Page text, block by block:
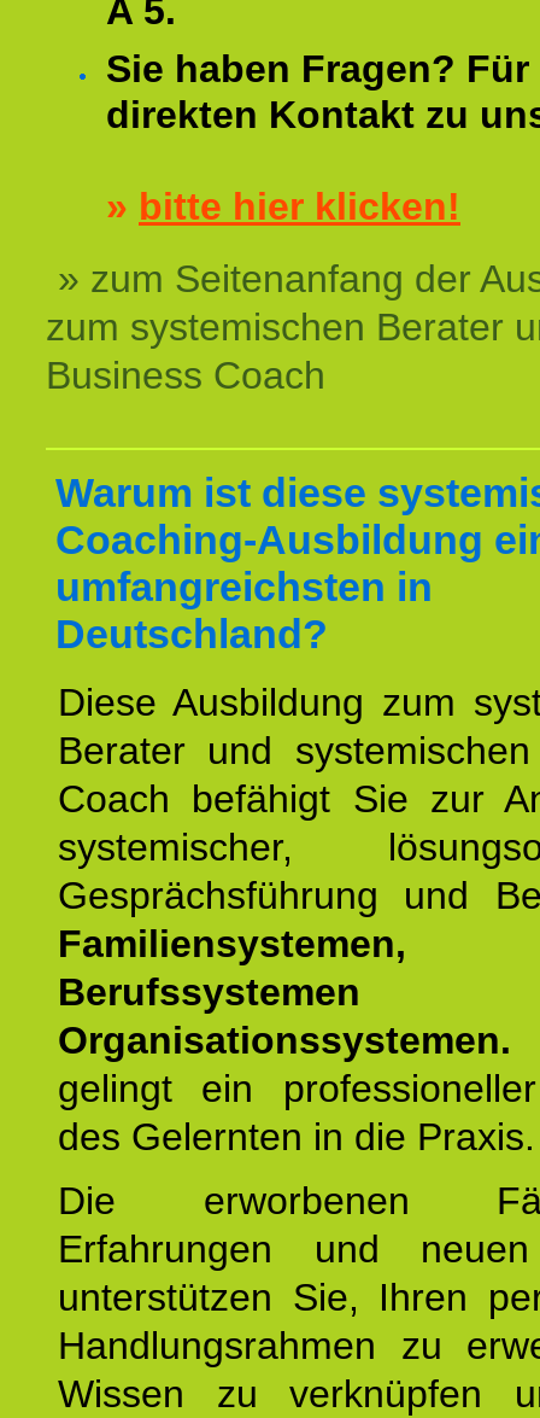
A 5.
Sie haben Fragen?
direkten Kontakt zu
» bitte hier klicken!
» zum Seitenanfang der
zum systemischen Berater
Business Coach
Warum ist diese
Coaching-Ausbildung
umfangreichsten in
Deutschland?
Diese Ausbildung zum
Berater und
Coach befähigt Sie zur
systemischer,
Gesprächsführung und
Familiensystemen,
Organisationssystemen.
gelingt ein
des Gelernten in die Praxis.
Die erworbenen
Erfahrungen und
unterstützen Sie, Ihren
Handlungsrahmen zu
Wissen zu verknüpfen